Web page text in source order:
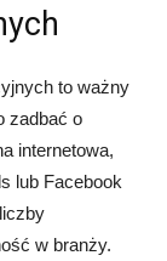
to ważny
zadbać o
internetowa,
lub Facebook
w branży.